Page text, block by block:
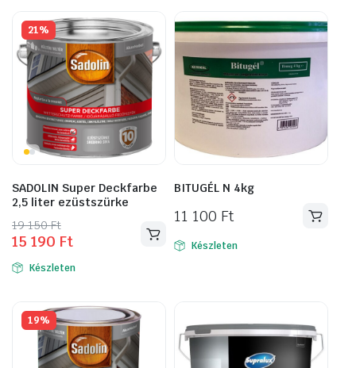
21%
SADOLIN Super Deckfarbe
2,5 liter ezüstszürke
19 150Ft
Original
price
was:
15 190 Ft
Current
price
is: Készleten
BITUGÉL N 4kg
11 100 Ft
Készleten
19%